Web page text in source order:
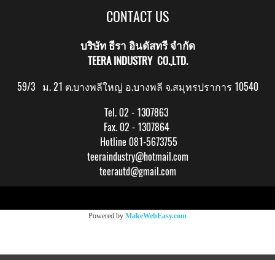
CONTACT US
บริษัท ธีรา อินดัสทรี จำกัด
TEERA INDUSTRY CO.,LTD.
59/3 ม. 21 ต.บางพลีใหญ่ อ.บางพลี จ.สมุทรปราการ 10540
Tel. 02 - 1307863
Fax. 02 - 1307864
Hotline 081-5673755
teeraindustry@hotmail.com
teerautd@gmail.com
Powered by MakeWebEasy.com